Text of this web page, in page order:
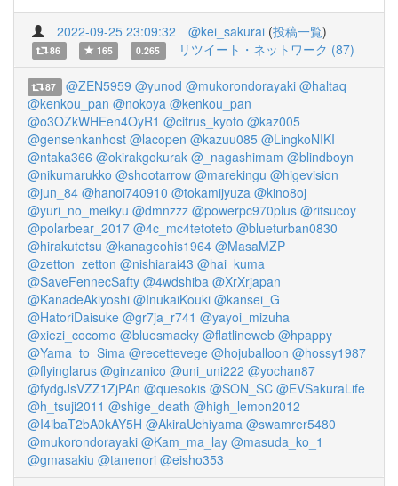
2022-09-25 23:09:32 @kei_sakurai (投稿一覧)
86 165 0.265 リツイート・ネットワーク (87)
87 @ZEN5959 @yunod @mukorondorayaki @haltaq
@kenkou_pan @nokoya @kenkou_pan
@o3OZkWHEen4OyR1 @citrus_kyoto @kaz005
@gensenkanhost @lacopen @kazuu085 @LingkoNIKI
@ntaka366 @okirakgokurak @_nagashimam @blindboyn
@nikumarukko @shootarrow @marekingu @higevision
@jun_84 @hanoi740910 @tokamijyuza @kino8oj
@yuri_no_meikyu @dmnzzz @powerpc970plus @ritsucoy
@polarbear_2017 @4c_mc4tetoteto @blueturban0830
@hirakutetsu @kanageohis1964 @MasaMZP
@zetton_zetton @nishiarai43 @hai_kuma
@SaveFennecSafty @4wdshiba @XrXrjapan
@KanadeAkiyoshi @InukaiKouki @kansei_G
@HatoriDaisuke @gr7ja_r741 @yayoi_mizuha
@xiezi_cocomo @bluesmacky @flatlineweb @hpappy
@Yama_to_Sima @recettevege @hojuballoon @hossy1987
@flyinglarus @ginzanico @uni_uni222 @yochan87
@fydgJsVZZ1ZjPAn @quesokis @SON_SC @EVSakuraLife
@h_tsuji2011 @shige_death @high_lemon2012
@I4ibaT2bA0kAY5H @AkiraUchiyama @swamrer5480
@mukorondorayaki @Kam_ma_lay @masuda_ko_1
@gmasakiu @tanenori @eisho353